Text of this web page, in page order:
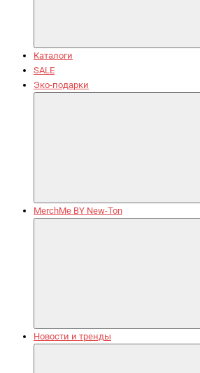
Каталоги
SALE
Эко-подарки
MerchMe BY New-Ton
Новости и тренды